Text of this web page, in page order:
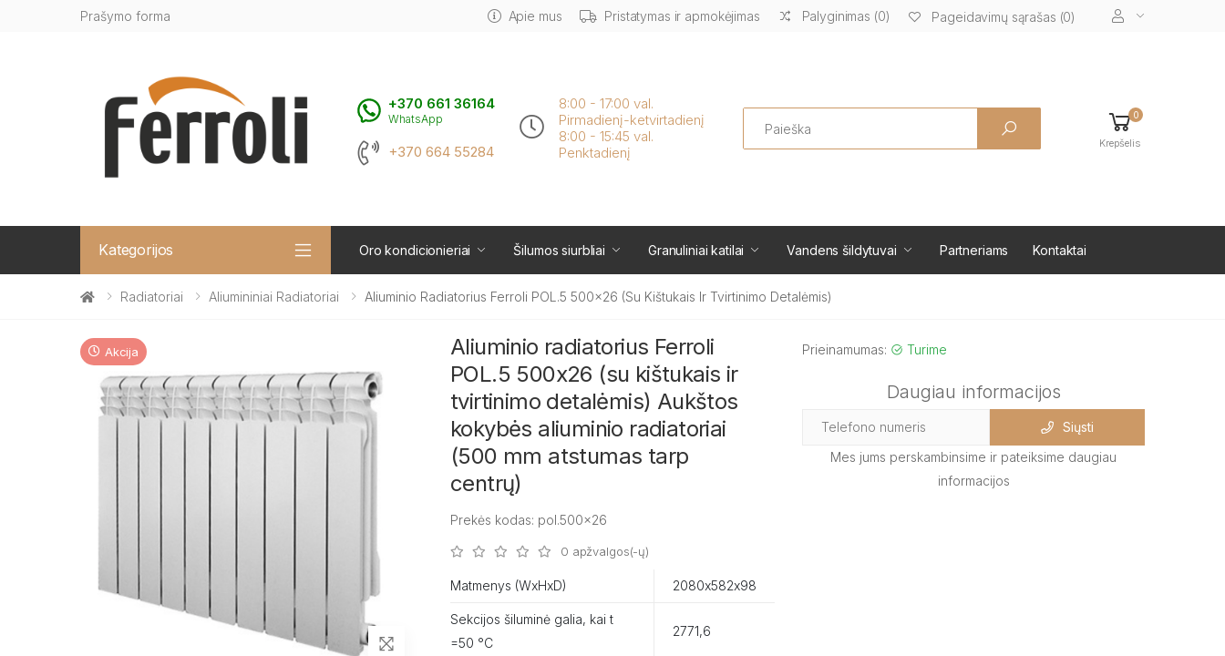
Prašymo forma Apie mus Pristatymas ir apmokėjimas Palyginimas (0) Pageidavimų sąrašas (0)
+370 661 36164
WhatsApp
+370 664 55284
8:00 - 17:00 val.
Pirmadienį-ketvirtadienį
8:00 - 15:45 val.
Penktadienį
Search 0
Krepšelis
Kategorijos Oro kondicionieriai Šilumos siurbliai Granuliniai katilai Vandens šildytuvai Partneriams Kontaktai
Radiatoriai Aliumininiai Radiatoriai Aliuminio Radiatorius Ferroli POL.5 500x26 (su Kištukais Ir Tvirtinimo Detalėmis)
Akcija
Aliuminio radiatorius Ferroli
POL.5 500x26 (su kištukais ir
tvirtinimo detalėmis) Aukštos
kokybės aliuminio radiatoriai
(500 mm atstumas tarp
centrų)
Prekės kodas: pol.500x26
0 apžvalgos(-ų)
Matmenys (WxHxD) 2080х582х98
Sekcijos šiluminė galia, kai t
=50 °C
2771,6
Prieinamumas: Turime
Daugiau informacijos
Siųsti
Mes jums perskambinsime ir pateiksime daugiau
informacijos